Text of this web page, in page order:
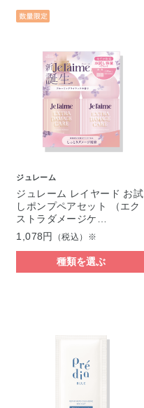
ジュレーム
ジュレーム レイヤード お試
しポンプペアセット （エク
ストラダメージケ…
1,078円
（税込）※
種類を選ぶ